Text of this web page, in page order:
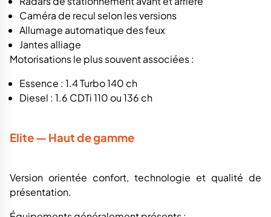
Caméra de recul selon les versions
Allumage automatique des feux
Jantes alliage
Motorisations le plus souvent associées :
Essence : 1.4 Turbo 140 ch
Diesel : 1.6 CDTi 110 ou 136 ch
Elite — Haut de gamme
Version orientée confort, technologie et qualité de
présentation.